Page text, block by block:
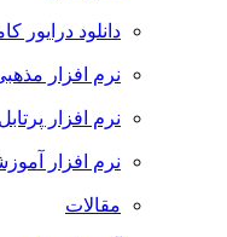
دانلود درایور
نرم افزار
نرم افزار پرتابل
نرم افزار
مقالات